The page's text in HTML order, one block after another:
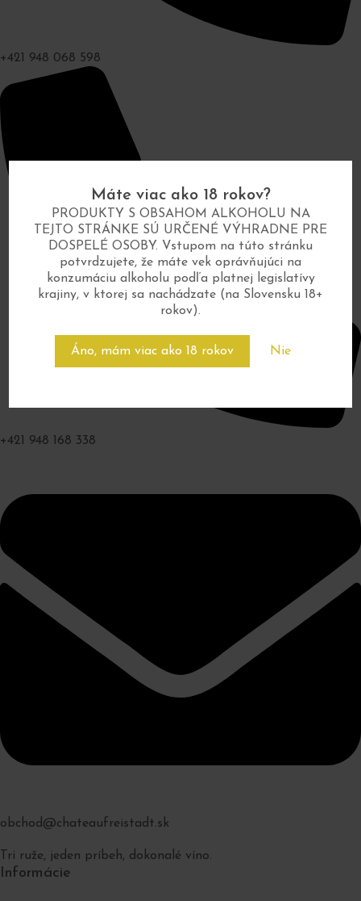
Máte viac ako 18 rokov?
PRODUKTY S OBSAHOM ALKOHOLU NA
TEJTO STRÁNKE SÚ URČENÉ VÝHRADNE PRE
DOSPELÉ OSOBY. Vstupom na túto stránku
potvrdzujete, že máte vek oprávňujúci na
konzumáciu alkoholu podľa platnej legislatívy
krajiny, v ktorej sa nachádzate (na Slovensku 18+
rokov).
Áno, mám viac ako 18 rokov Nie
+421 948 068 598
+421 948 168 338
obchod@chateaufreistadt.sk
Tri ruže, jeden príbeh, dokonalé víno.
Informácie